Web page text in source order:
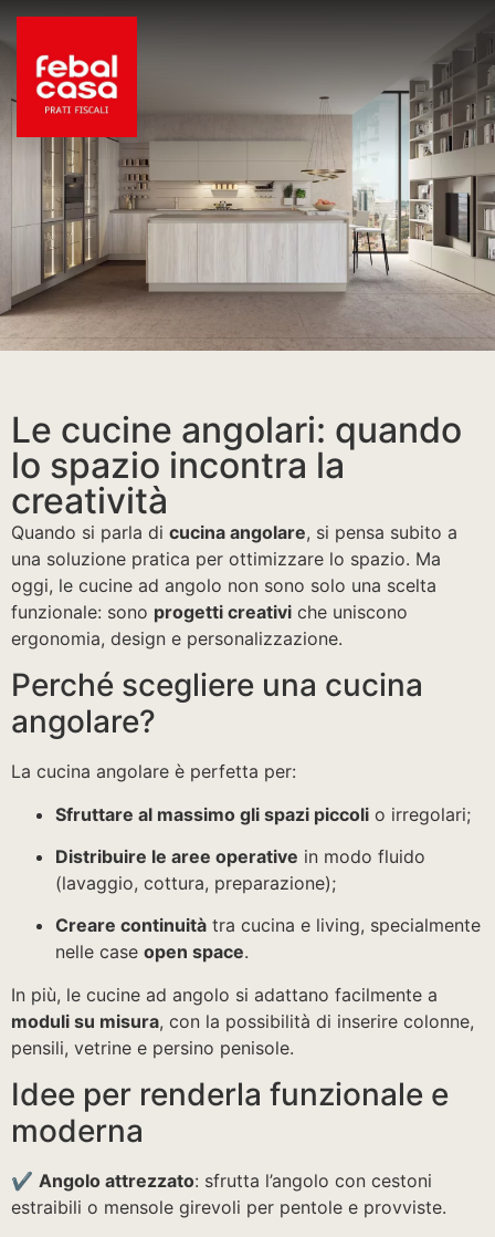
Le cucine angolari: quando
lo spazio incontra la
creatività
Quando si parla di cucina angolare, si pensa subito a
una soluzione pratica per ottimizzare lo spazio. Ma
oggi, le cucine ad angolo non sono solo una scelta
funzionale: sono progetti creativi che uniscono
ergonomia, design e personalizzazione.
Perché scegliere una cucina
angolare?
La cucina angolare è perfetta per:
Sfruttare al massimo gli spazi piccoli o irregolari;
Distribuire le aree operative in modo fluido
(lavaggio, cottura, preparazione);
Creare continuità tra cucina e living, specialmente
nelle case open space.
In più, le cucine ad angolo si adattano facilmente a
moduli su misura, con la possibilità di inserire colonne,
pensili, vetrine e persino penisole.
Idee per renderla funzionale e
moderna
✔️ Angolo attrezzato: sfrutta l’angolo con cestoni
estraibili o mensole girevoli per pentole e provviste.